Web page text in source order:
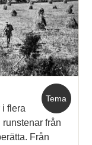
Tema
i flera
från
Från